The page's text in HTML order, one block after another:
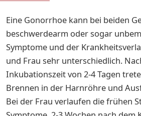
Eine Gonorrhoe kann bei beiden
beschwerdearm oder sogar
Symptome und der
und Frau sehr unterschiedlich.
Inkubationszeit von 2-4 Tagen
Brennen in der Harnröhre und
Bei der Frau verlaufen die frühen